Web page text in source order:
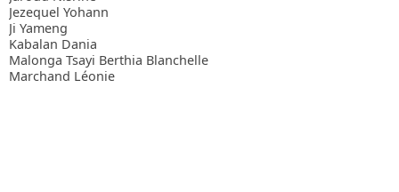
Jezequel Yohann
Ji Yameng
Kabalan Dania
Malonga Tsayi Berthia Blanchelle
Marchand Léonie